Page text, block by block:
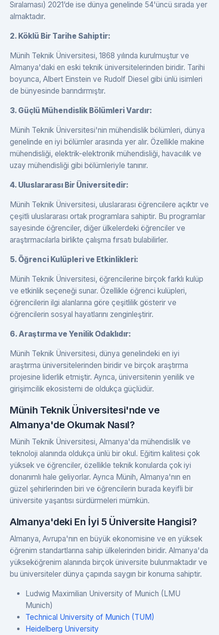
Sıralaması) 2021’de ise dünya genelinde 54'üncü sırada yer
almaktadır.
2. Köklü Bir Tarihe Sahiptir:
Münih Teknik Üniversitesi, 1868 yılında kurulmuştur ve
Almanya'daki en eski teknik üniversitelerinden biridir. Tarihi
boyunca, Albert Einstein ve Rudolf Diesel gibi ünlü isimleri
de bünyesinde barındırmıştır.
3. Güçlü Mühendislik Bölümleri Vardır:
Münih Teknik Üniversitesi'nin mühendislik bölümleri, dünya
genelinde en iyi bölümler arasında yer alır. Özellikle makine
mühendisliği, elektrik-elektronik mühendisliği, havacılık ve
uzay mühendisliği gibi bölümleriyle tanınır.
4. Uluslararası Bir Üniversitedir:
Münih Teknik Üniversitesi, uluslararası öğrencilere açıktır ve
çeşitli uluslararası ortak programlara sahiptir. Bu programlar
sayesinde öğrenciler, diğer ülkelerdeki öğrenciler ve
araştırmacılarla birlikte çalışma fırsatı bulabilirler.
5. Öğrenci Kulüpleri ve Etkinlikleri:
Münih Teknik Üniversitesi, öğrencilerine birçok farklı kulüp
ve etkinlik seçeneği sunar. Özellikle öğrenci kulüpleri,
öğrencilerin ilgi alanlarına göre çeşitlilik gösterir ve
öğrencilerin sosyal hayatlarını zenginleştirir.
6. Araştırma ve Yenilik Odaklıdır:
Münih Teknik Üniversitesi, dünya genelindeki en iyi
araştırma üniversitelerinden biridir ve birçok araştırma
projesine liderlik etmiştir. Ayrıca, üniversitenin yenilik ve
girişimcilik ekosistemi de oldukça güçlüdür.
Münih Teknik Üniversitesi'nde ve
Almanya'de Okumak Nasıl?
Münih Teknik Üniversitesi, Almanya'da mühendislik ve
teknoloji alanında oldukça ünlü bir okul. Eğitim kalitesi çok
yüksek ve öğrenciler, özellikle teknik konularda çok iyi
donanımlı hale geliyorlar. Ayrıca Münih, Almanya'nın en
güzel şehirlerinden biri ve öğrencilerin burada keyifli bir
üniversite yaşantısı sürdürmeleri mümkün.
Almanya'deki En İyi 5 Üniversite Hangisi?
Almanya, Avrupa'nın en büyük ekonomisine ve en yüksek
öğrenim standartlarına sahip ülkelerinden biridir. Almanya'da
yükseköğrenim alanında birçok üniversite bulunmaktadır ve
bu üniversiteler dünya çapında saygın bir konuma sahiptir.
Ludwig Maximilian University of Munich (LMU
Munich)
Technical University of Munich (TUM)
Heidelberg University